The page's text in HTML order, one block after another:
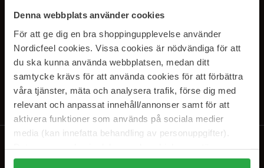
Denna webbplats använder cookies
För att ge dig en bra shoppingupplevelse använder
Nordicfeel cookies. Vissa cookies är nödvändiga för att
du ska kunna använda webbplatsen, medan ditt
samtycke krävs för att använda cookies för att förbättra
våra tjänster, mäta och analysera trafik, förse dig med
relevant och anpassat innehåll/annonser samt för att
aktivera funktioner som används på sociala medier
media (kan innefatta behandling av personuppgifter).
Genom att trycka på "Tillåt alla cookies" accepterar du
SUBSCRIBE TO OUR
NEWSLETTER
E-postadresse
Ved å abonnere godtar du vårpersonvernerklæring. Du kan melde deg